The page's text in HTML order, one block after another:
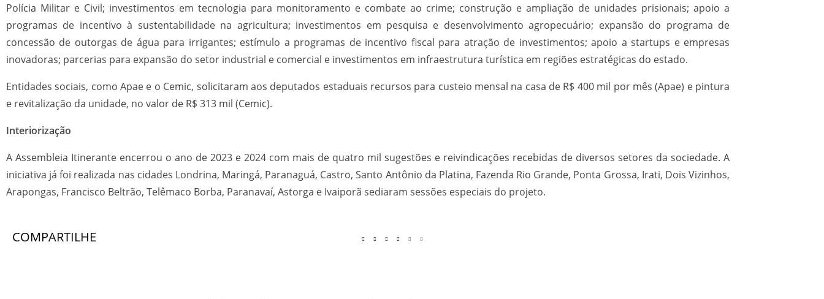
Polícia Militar e Civil; investimentos em tecnologia para monitoramento e combate ao crime; construção e ampliação de unidades prisionais; apoio a
programas de incentivo à sustentabilidade na agricultura; investimentos em pesquisa e desenvolvimento agropecuário; expansão do programa de
concessão de outorgas de água para irrigantes; estímulo a programas de incentivo fiscal para atração de investimentos; apoio a startups e empresas
inovadoras; parcerias para expansão do setor industrial e comercial e investimentos em infraestrutura turística em regiões estratégicas do estado.
Entidades sociais, como Apae e o Cemic, solicitaram aos deputados estaduais recursos para custeio mensal na casa de R$ 400 mil por mês (Apae) e pintura
e revitalização da unidade, no valor de R$ 313 mil (Cemic).
Interiorização
A Assembleia Itinerante encerrou o ano de 2023 e 2024 com mais de quatro mil sugestões e reivindicações recebidas de diversos setores da sociedade. A
iniciativa já foi realizada nas cidades Londrina, Maringá, Paranaguá, Castro, Santo Antônio da Platina, Fazenda Rio Grande, Ponta Grossa, Irati, Dois Vizinhos,
Arapongas, Francisco Beltrão, Telêmaco Borba, Paranavaí, Astorga e Ivaiporã sediaram sessões especiais do projeto.
COMPARTILHE